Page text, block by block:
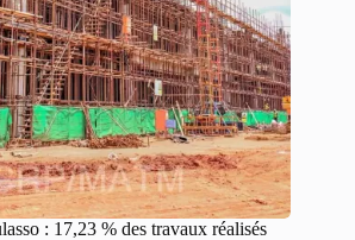
: 17,23 % des travaux réalisés